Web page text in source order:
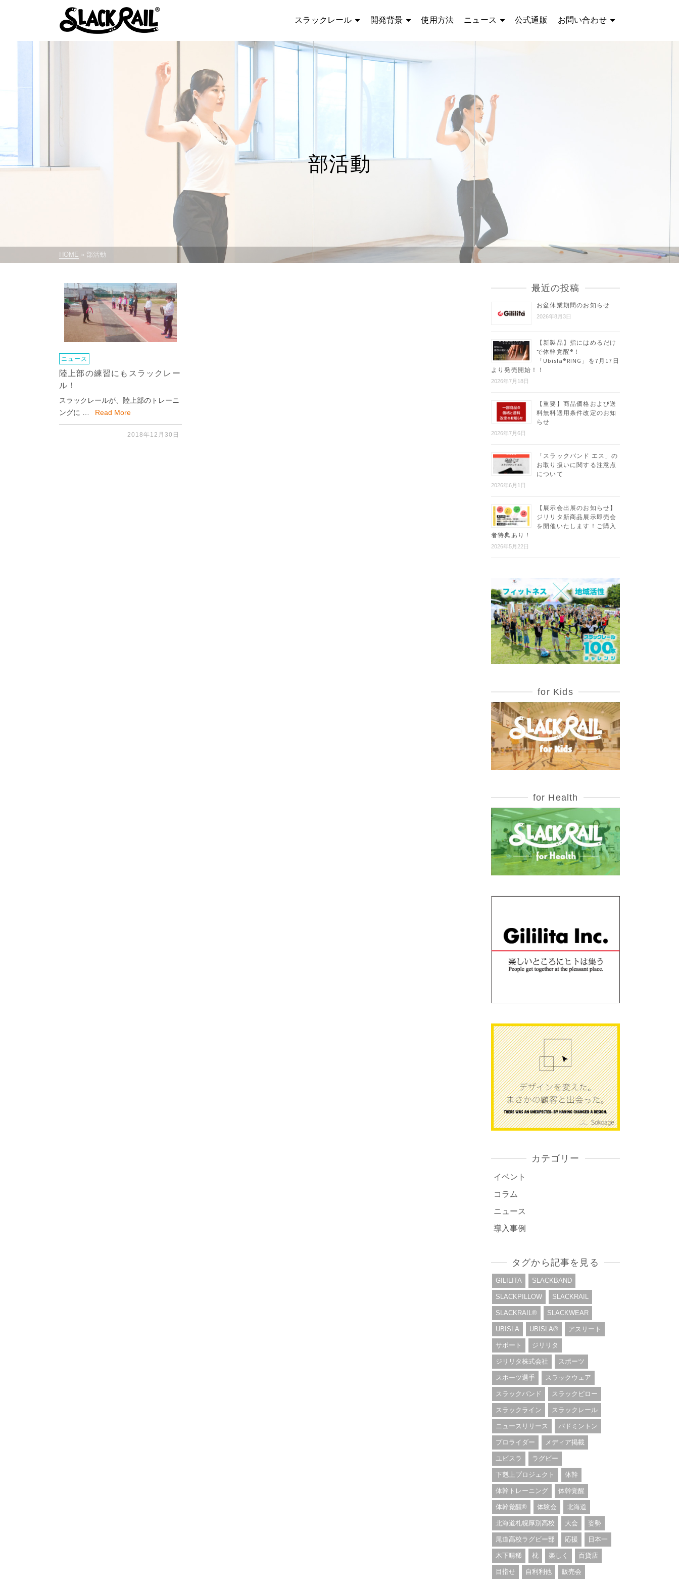
スラックレール 開発背景 使用方法 ニュース 公式通販 お問い合わせ
部活動
HOME » 部活動
ニュース
陸上部の練習にもスラックレー
ル！
スラックレールが、陸上部のトレーニ
ングに …
Read More
2018年12月30日
最近の投稿
お盆休業期間のお知らせ
2026年8月3日
【新製品】指にはめるだけ
で体幹覚醒®︎！
「Ubisla®︎RING」を7月17日
より発売開始！！
2026年7月18日
【重要】商品価格および送
料無料適用条件改定のお知
らせ
2026年7月6日
「スラックバンド エス」の
お取り扱いに関する注意点
について
2026年6月1日
【展示会出展のお知らせ】
ジリリタ新商品展示即売会
を開催いたします！ご購入
者特典あり！
2026年5月22日
for Kids
for Health
カテゴリー
イベント
コラム
ニュース
導入事例
タグから記事を見る
GILILITA SLACKBAND
SLACKPILLOW SLACKRAIL
SLACKRAIL®︎ SLACKWEAR
UBISLA UBISLA®︎ アスリート
サポート ジリリタ
ジリリタ株式会社 スポーツ
スポーツ選手 スラックウェア
スラックバンド スラックピロー
スラックライン スラックレール
ニュースリリース バドミントン
プロライダー メディア掲載
ユビスラ ラグビー
下剋上プロジェクト 体幹
体幹トレーニング 体幹覚醒
体幹覚醒®︎ 体験会 北海道
北海道札幌厚別高校 大会 姿勢
尾道高校ラグビー部 応援 日本一
木下晴稀 枕 楽しく 百貨店
目指せ 自利利他 販売会